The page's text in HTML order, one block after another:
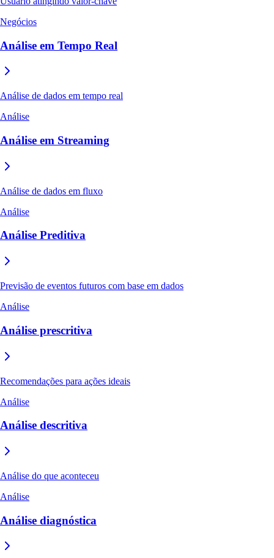
Negócios
Análise em Tempo Real
Análise de dados em tempo real
Análise
Análise em Streaming
Análise de dados em fluxo
Análise
Análise Preditiva
Previsão de eventos futuros com base em dados
Análise
Análise prescritiva
Recomendações para ações ideais
Análise
Análise descritiva
Análise do que aconteceu
Análise
Análise diagnóstica